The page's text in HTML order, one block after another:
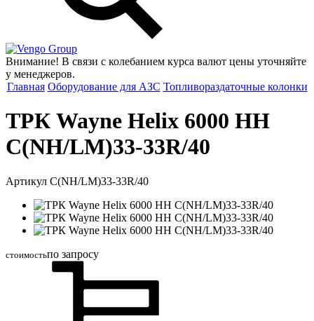
Group
Внимание! В связи с колебанием курса валют цены уточняйте
у менеджеров.
Главная Оборудование для АЗС Топливораздаточные колонки
ТРК Wayne Helix 6000 HH
C(NH/LM)33-33R/40
Артикул C(NH/LM)33-33R/40
стоимостьпо запросу